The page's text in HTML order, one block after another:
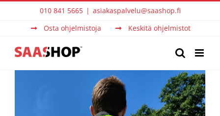
010 841 5665 | asiakaspalvelu@saashop.fi
Osta ohjelmistoja
Keskitä ohjelmistot